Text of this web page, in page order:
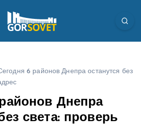
6 районов Днепра останутся без
Днепра
света: проверь